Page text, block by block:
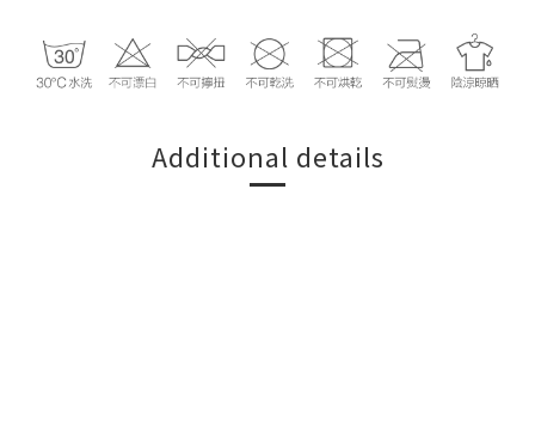
Additional details